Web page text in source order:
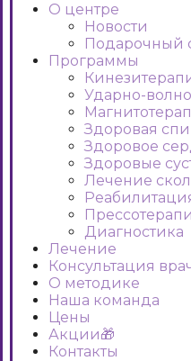
О центре
Новости
Подарочный
Программы
Ударно-
Здоровая
Здоровое
Здоровые
Лечение
Диагностика
Лечение
Консультация
О методике
Наша команда
Цены
Акции🎁
Контакты